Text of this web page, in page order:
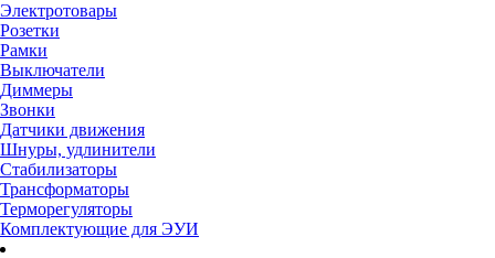
Электротовары
Розетки
Рамки
Выключатели
Диммеры
Звонки
Датчики движения
Шнуры, удлинители
Стабилизаторы
Трансформаторы
Терморегуляторы
Комплектующие для ЭУИ